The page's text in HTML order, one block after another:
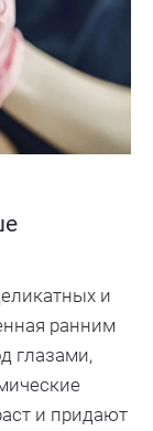
и
ранним
глазами,
и придают